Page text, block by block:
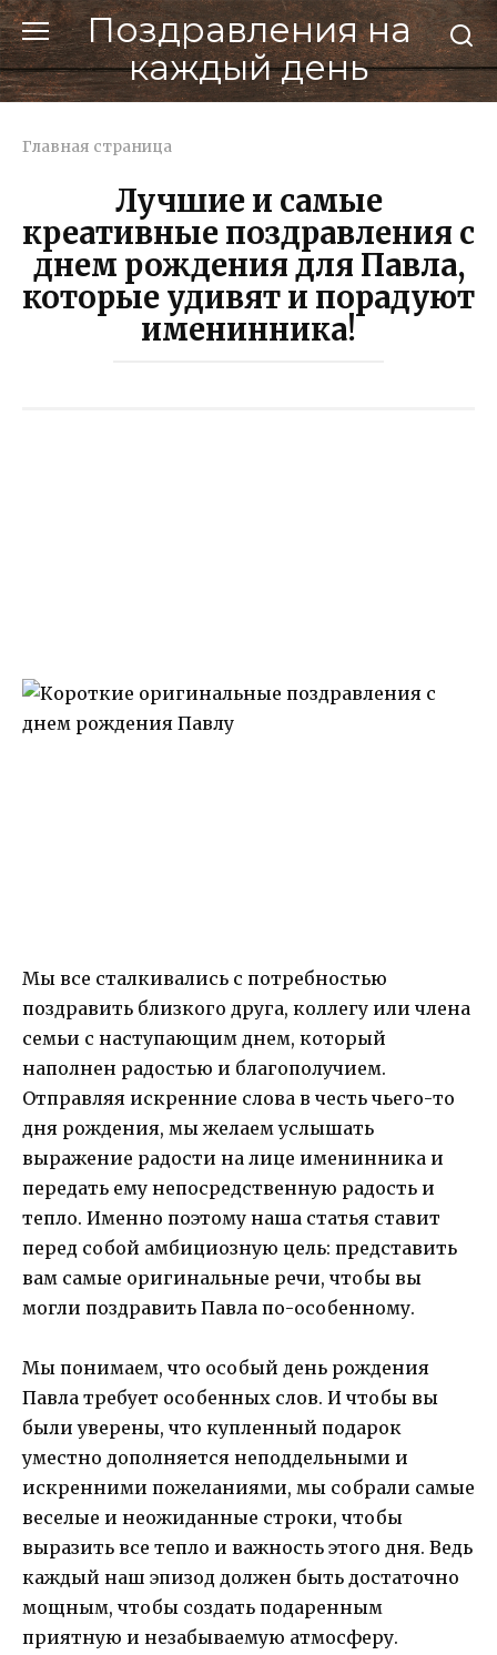
Перейти
к
контенту
Поздравления на
каждый день
Главная страница
Лучшие и самые
креативные поздравления с
днем рождения для Павла,
которые удивят и порадуют
именинника!
Мы все сталкивались с потребностью
поздравить близкого друга, коллегу или члена
семьи с наступающим днем, который
наполнен радостью и благополучием.
Отправляя искренние слова в честь чьего-то
дня рождения, мы желаем услышать
выражение радости на лице именинника и
передать ему непосредственную радость и
тепло. Именно поэтому наша статья ставит
перед собой амбициозную цель: представить
вам самые оригинальные речи, чтобы вы
могли поздравить Павла по-особенному.
Мы понимаем, что особый день рождения
Павла требует особенных слов. И чтобы вы
были уверены, что купленный подарок
уместно дополняется неподдельными и
искренними пожеланиями, мы собрали самые
веселые и неожиданные строки, чтобы
выразить все тепло и важность этого дня. Ведь
каждый наш эпизод должен быть достаточно
мощным, чтобы создать подаренным
приятную и незабываемую атмосферу.